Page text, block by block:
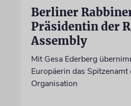
Berliner
Präsidentin der
Assembly
Mit Gesa Ederberg
Europäerin das
Organisation